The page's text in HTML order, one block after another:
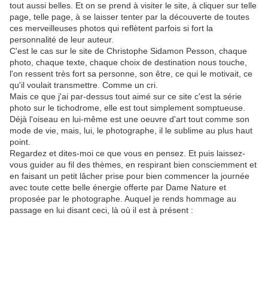
tout aussi belles. Et on se prend à visiter le site, à cliquer sur telle
page, telle page, à se laisser tenter par la découverte de toutes
ces merveilleuses photos qui reflètent parfois si fort la
personnalité de leur auteur.
C'est le cas sur le site de Christophe Sidamon Pesson, chaque
photo, chaque texte, chaque choix de destination nous touche,
l'on ressent très fort sa personne, son être, ce qui le motivait, ce
qu'il voulait transmettre. Comme un cri.
Mais ce que j'ai par-dessus tout aimé sur ce site c'est la série
photo sur le tichodrome, elle est tout simplement somptueuse.
Déjà l'oiseau en lui-même est une oeuvre d'art tout comme son
mode de vie, mais, lui, le photographe, il le sublime au plus haut
point.
Regardez et dites-moi ce que vous en pensez. Et puis laissez-
vous guider au fil des thèmes, en respirant bien consciemment et
en faisant un petit lâcher prise pour bien commencer la journée
avec toute cette belle énergie offerte par Dame Nature et
proposée par le photographe. Auquel je rends hommage au
passage en lui disant ceci, là où il est à présent :